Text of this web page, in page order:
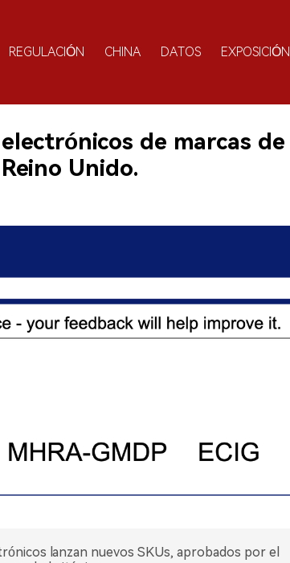
REGULACIÓN CHINA DATOS EXPOSICIÓN
de marcas de
Unido.
lanzan nuevos SKUs, aprobados por el